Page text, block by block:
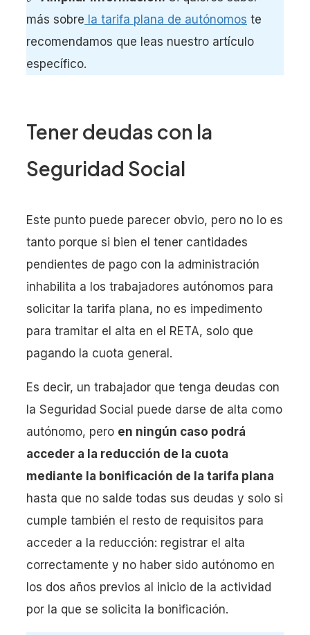
más sobre la tarifa plana de autónomos te
recomendamos que leas nuestro artículo
específico.
Tener deudas con la
Seguridad Social
Este punto puede parecer obvio, pero no lo es
tanto porque si bien el tener cantidades
pendientes de pago con la administración
inhabilita a los trabajadores autónomos para
solicitar la tarifa plana, no es impedimento
para tramitar el alta en el RETA, solo que
pagando la cuota general.
Es decir, un trabajador que tenga deudas con
la Seguridad Social puede darse de alta como
autónomo, pero en ningún caso podrá
acceder a la reducción de la cuota
mediante la bonificación de la tarifa plana
hasta que no salde todas sus deudas y solo si
cumple también el resto de requisitos para
acceder a la reducción: registrar el alta
correctamente y no haber sido autónomo en
los dos años previos al inicio de la actividad
por la que se solicita la bonificación.